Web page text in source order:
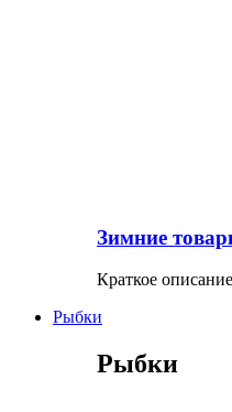
Зимние
Краткое
Рыбки
Рыбки